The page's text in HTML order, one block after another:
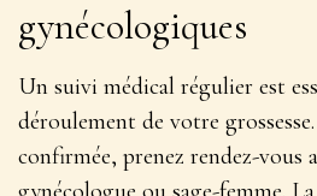
gynécologiques
Un suivi médical régulier est
déroulement de votre
confirmée, prenez rendez-vous